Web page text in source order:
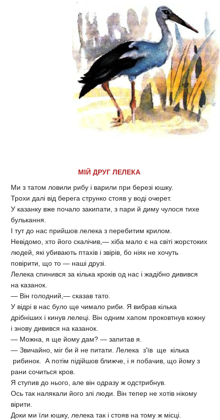
МІЙ ДРУГ ЛЕЛЕКА
Ми з татом ловили рибу і варили при березі юшку.
Трохи далі від берега струнко стояв у воді очерет.
У казанку вже почало закипати, з пари й диму чулося тихе
булькання.
І тут до нас прийшов лелека з перебитим крилом.
Невідомо, хто його скалічив,— хіба мало є на світі жорстоких
людей, які убивають птахів і звірів, бо ніяк не хочуть
повірити, що то — наші друзі.
Лелека спинився за кілька кроків од нас і жадібно дивився
на казанок.
— Він голодний,— сказав тато.
У відрі в нас було ще чимало риби. Я вибрав кілька
дрібніших і кинув лелеці. Він одним хапом проковтнув кожну
і знову дивився на казанок.
— Можна, я ще йому дам? — запитав я.
— Звичайно, міг би й не питати. Лелека з'їв ще кілька
рибинок. А потім підійшов ближче, і я побачив, що йому з
рани сочиться кров.
Я ступив до нього, але він одразу ж одстрибнув.
Ось так налякали його злі люди. Він тепер не хотів нікому
вірити.
Доки ми їли юшку, лелека так і стояв на тому ж місці.